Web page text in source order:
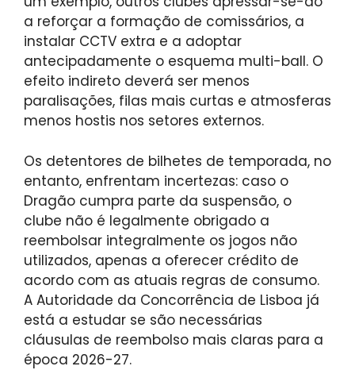
a reforçar a formação de comissários, a
instalar CCTV extra e a adoptar
antecipadamente o esquema multi-ball. O
efeito indireto deverá ser menos
paralisações, filas mais curtas e atmosferas
menos hostis nos setores externos.
Os detentores de bilhetes de temporada, no
entanto, enfrentam incertezas: caso o
Dragão cumpra parte da suspensão, o
clube não é legalmente obrigado a
reembolsar integralmente os jogos não
utilizados, apenas a oferecer crédito de
acordo com as atuais regras de consumo.
A Autoridade da Concorrência de Lisboa já
está a estudar se são necessárias
cláusulas de reembolso mais claras para a
época 2026-27.